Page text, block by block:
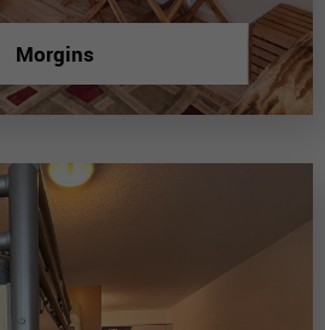
Morgins